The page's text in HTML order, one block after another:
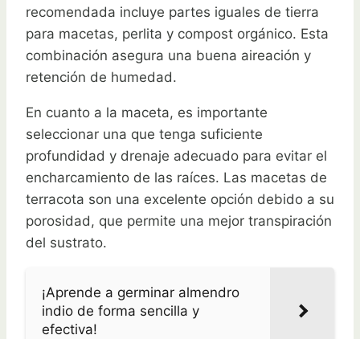
recomendada incluye partes iguales de tierra
para macetas, perlita y compost orgánico. Esta
combinación asegura una buena aireación y
retención de humedad.
En cuanto a la maceta, es importante
seleccionar una que tenga suficiente
profundidad y drenaje adecuado para evitar el
encharcamiento de las raíces. Las macetas de
terracota son una excelente opción debido a su
porosidad, que permite una mejor transpiración
del sustrato.
¡Aprende a germinar almendro
indio de forma sencilla y
efectiva!